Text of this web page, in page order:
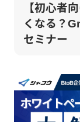
【初心者
くなる？
セミナー